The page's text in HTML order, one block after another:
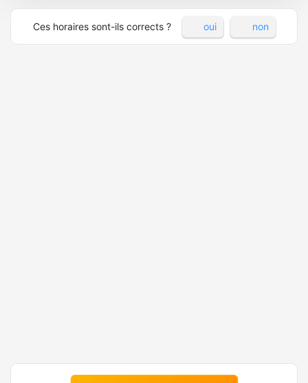
Ces horaires sont-ils corrects ? oui non